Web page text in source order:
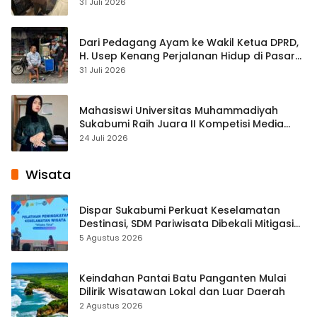
Dari Pedagang Ayam ke Wakil Ketua DPRD,
H. Usep Kenang Perjalanan Hidup di Pasar
Cisaat
31 Juli 2026
Mahasiswi Universitas Muhammadiyah
Sukabumi Raih Juara II Kompetisi Media
Pembelajaran Digital Tingkat Internasional
24 Juli 2026
Wisata
Dispar Sukabumi Perkuat Keselamatan
Destinasi, SDM Pariwisata Dibekali Mitigasi
hingga Teknik Evakuasi
5 Agustus 2026
Keindahan Pantai Batu Panganten Mulai
Dilirik Wisatawan Lokal dan Luar Daerah
2 Agustus 2026